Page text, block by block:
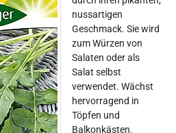
nussartigen
Geschmack. Sie wird
zum Würzen von
Salaten oder als
Salat selbst
verwendet. Wächst
hervorragend in
Töpfen und
Balkonkästen.